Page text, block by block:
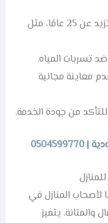
الخبرة: اختر مقاولًا يمتلك خبرة تزيد عن 25 عامًا، مثل
تسربات المياه.
معاينة مجانية
من جودة الخدمة.
لأصحاب المنازل في
يتميز